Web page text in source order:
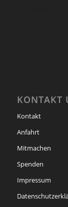
KONTAKT
Kontakt
Anfahrt
Mitmachen
Spenden
Impressum